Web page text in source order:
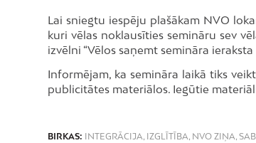
Lai sniegtu iespēju plašākam NVO
kuri vēlas noklausīties semināru sev
izvēlni “Vēlos saņemt semināra ieraksta
Informējam, ka semināra laikā tiks
publicitātes materiālos. Iegūtie
BIRKAS: INTEGRĀCIJA, IZGLĪTĪBA, NVO ZIŅA,